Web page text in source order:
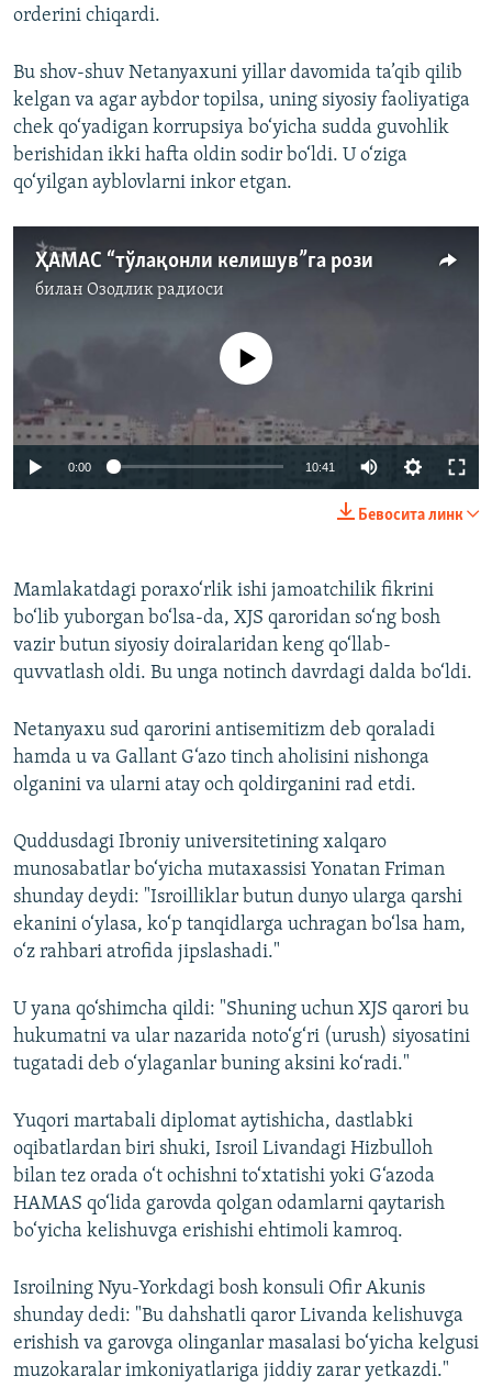
orderini chiqardi.
Bu shov-shuv Netanyaxuni yillar davomida ta’qib qilib
kelgan va agar aybdor topilsa, uning siyosiy faoliyatiga
chek qo‘yadigan korrupsiya bo‘yicha sudda guvohlik
berishidan ikki hafta oldin sodir bo‘ldi. U o‘ziga
qo‘yilgan ayblovlarni inkor etgan.
ҲАМАС “тўлақонли келишув”га рози
билан Озодлик радиоси
720p 1080p
Айни дамда медиа-манба мавжуд эмас
0:00 10:41
720p
1080p
Бевосита линк
Mamlakatdagi poraxo‘rlik ishi jamoatchilik fikrini
bo‘lib yuborgan bo‘lsa-da, XJS qaroridan so‘ng bosh
vazir butun siyosiy doiralaridan keng qo‘llab-
quvvatlash oldi. Bu unga notinch davrdagi dalda bo‘ldi.
Netanyaxu sud qarorini antisemitizm deb qoraladi
hamda u va Gallant G‘azo tinch aholisini nishonga
olganini va ularni atay och qoldirganini rad etdi.
Quddusdagi Ibroniy universitetining xalqaro
munosabatlar bo‘yicha mutaxassisi Yonatan Friman
shunday deydi: "Isroilliklar butun dunyo ularga qarshi
ekanini o‘ylasa, ko‘p tanqidlarga uchragan bo‘lsa ham,
o‘z rahbari atrofida jipslashadi."
U yana qo‘shimcha qildi: "Shuning uchun XJS qarori bu
hukumatni va ular nazarida noto‘g‘ri (urush) siyosatini
tugatadi deb o‘ylaganlar buning aksini ko‘radi."
Yuqori martabali diplomat aytishicha, dastlabki
oqibatlardan biri shuki, Isroil Livandagi Hizbulloh
bilan tez orada o‘t ochishni to‘xtatishi yoki G‘azoda
HAMAS qo‘lida garovda qolgan odamlarni qaytarish
bo‘yicha kelishuvga erishishi ehtimoli kamroq.
Isroilning Nyu-Yorkdagi bosh konsuli Ofir Akunis
shunday dedi: "Bu dahshatli qaror Livanda kelishuvga
erishish va garovga olinganlar masalasi bo‘yicha kelgusi
muzokaralar imkoniyatlariga jiddiy zarar yetkazdi."